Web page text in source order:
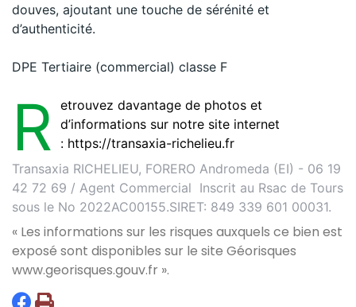
douves, ajoutant une touche de sérénité et
d’authenticité.
DPE Tertiaire (commercial) classe F
R
etrouvez davantage de photos et
d’informations sur notre site internet
: https://transaxia-richelieu.fr
Transaxia RICHELIEU, FORERO Andromeda (EI) - 06 19
42 72 69 / Agent Commercial Inscrit au Rsac de Tours
sous le No 2022AC00155.SIRET: 849 339 601 00031.
« Les informations sur les risques auxquels ce bien est
exposé sont disponibles sur le site Géorisques
www.georisques.gouv.fr ».